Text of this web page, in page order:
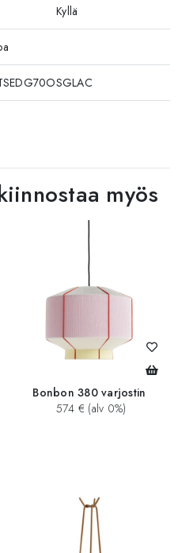
Kyllä
myös
Bonbon 380 varjostin
574 € (alv 0%)